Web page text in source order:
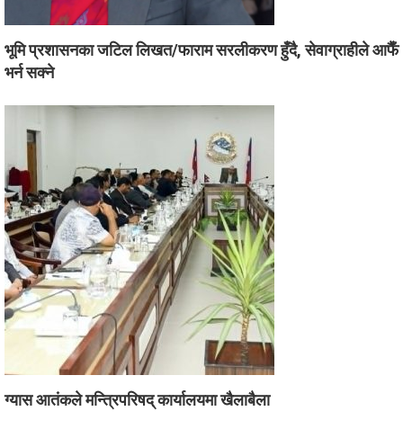
भूमि प्रशासनका जटिल लिखत/फाराम सरलीकरण हुँदै, सेवाग्राहीले आफैँ
भर्न सक्ने
ग्यास आतंकले मन्त्रिपरिषद् कार्यालयमा खैलाबैला